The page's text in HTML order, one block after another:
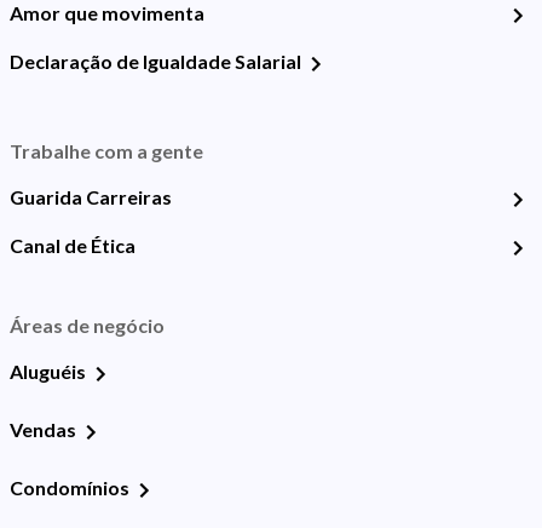
Amor que movimenta
Declaração de Igualdade Salarial
Trabalhe com a gente
Guarida Carreiras
Canal de Ética
Áreas de negócio
Aluguéis
Vendas
Condomínios